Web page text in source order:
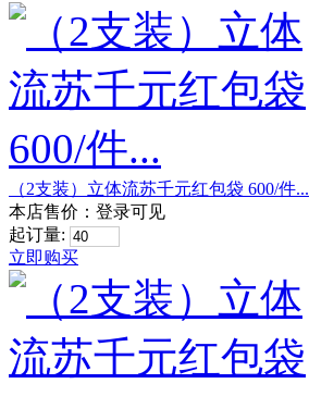
（2支装）立体流苏千元红包袋 600/件...
本店售价： 登录可见
起订量:
立即购买